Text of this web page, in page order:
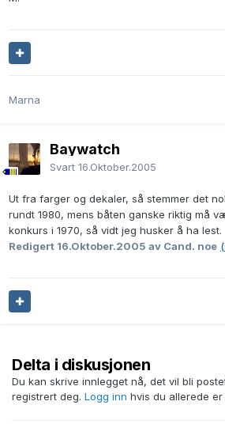
Marna
Baywatch
Svart 16.Oktober.2005
Ut fra farger og dekaler, så stemmer det
rundt 1980, mens båten ganske riktig må
konkurs i 1970, så vidt jeg husker å ha lest.
Redigert 16.Oktober.2005 av Cand. noe
Delta i diskusjonen
Du kan skrive innlegget nå, det vil bli
registrert deg. Logg inn hvis du allerede er